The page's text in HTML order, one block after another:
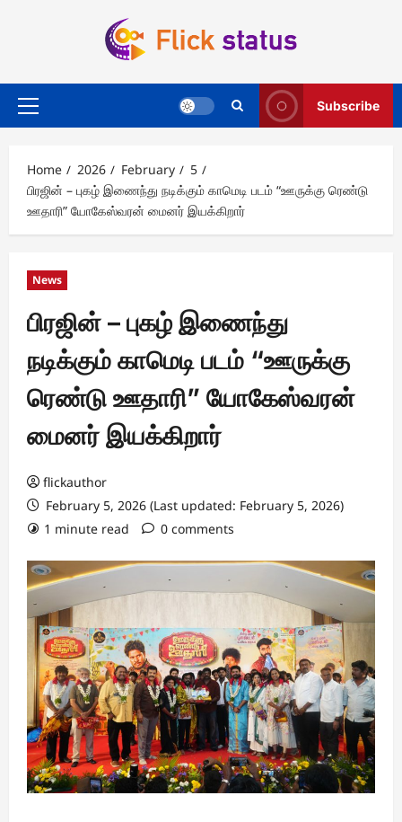
Primary
Subscribe
Home 2026 February
5
பிரஜின் – புகழ் இணைந்து நடிக்கும் காமெடி படம் “ஊருக்கு ரெண்டு
ஊதாரி” யோகேஸ்வரன் மைனர் இயக்கிறார்
News
பிரஜின் – புகழ் இணைந்து
நடிக்கும் காமெடி படம் “ஊருக்கு
ரெண்டு ஊதாரி” யோகேஸ்வரன்
மைனர் இயக்கிறார்
flickauthor
February 5, 2026 (Last updated: February 5, 2026)
1 minute read
0 comments